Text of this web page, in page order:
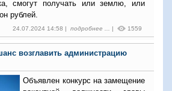
смогут получать или землю, или
рублей.
24.07.2024 14:58 | подробнее ... | 1559
возглавить администрацию
Объявлен конкурс на замещение